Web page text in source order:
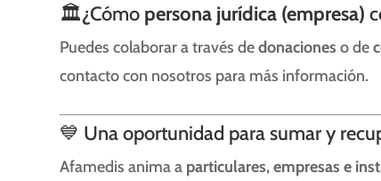
🏛️¿Cómo persona jurídica (empresa)
Puedes colaborar a través dedonaciones o de
contacto con nosotros para más información.
💙 Una oportunidad para sumar y
Afamedis anima a particulares, empresas e